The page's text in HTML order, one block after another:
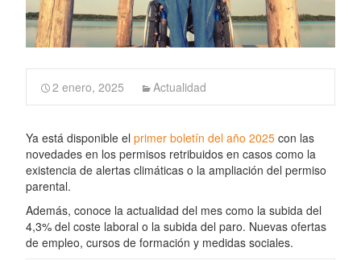
2 enero, 2025 Actualidad
Ya está disponible el primer boletín del año 2025 con las
novedades en los permisos retribuidos en casos como la
existencia de alertas climáticas o la ampliación del permiso
parental.
Además, conoce la actualidad del mes como la subida del
4,3% del coste laboral o la subida del paro. Nuevas ofertas
de empleo, cursos de formación y medidas sociales.